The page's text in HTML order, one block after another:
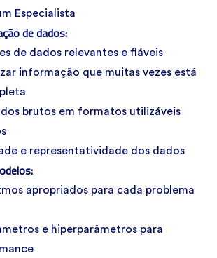
Especialista
de dados:
de dados relevantes e fiáveis
informação que muitas vezes está
brutos em formatos utilizáveis
e representatividade dos dados
apropriados para cada problema
e hiperparâmetros para